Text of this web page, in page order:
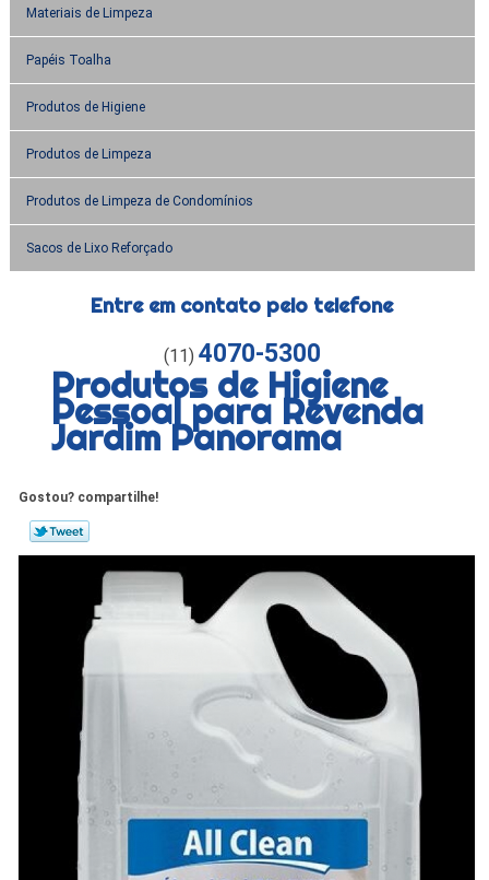
Materiais de Limpeza
Papéis Toalha
Produtos de Higiene
Produtos de Limpeza
Produtos de Limpeza de Condomínios
Sacos de Lixo Reforçado
Entre em contato pelo telefone
(11) 4070-5300
Produtos de Higiene
Pessoal para Revenda
Jardim Panorama
Gostou? compartilhe!